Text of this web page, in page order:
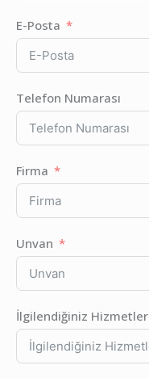
E-Posta
Telefon Numarası
Firma
Unvan
İlgilendiğiniz Hizmetler